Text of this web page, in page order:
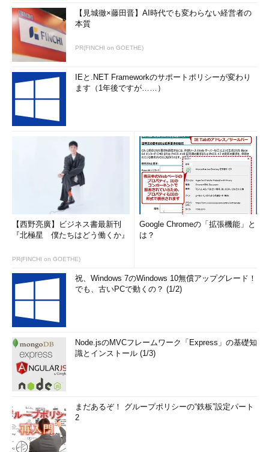
【見城徹×藤田晋】AI時代でも変わらない経営者の
本質
PR(FINCHI on GOETHE)
IEと.NET Frameworkのサポートポリシーが変わり
ます（1年後ですが……）
【西野亮廣】ビジネス書最新刊
『北極星 僕たちはどう働くか』
PR(FINCHI on GOETHE)
Google Chromeの「拡張機能」と
は？
祝、Windows 7のWindows 10無償アップグレード！
でも、古いPCで動くの？ (1/2)
Node.jsのMVCフレームワーク「Express」の基礎知
識とインストール (1/3)
まだあるぞ！ グループポリシーの“鉄板”設定パート
2